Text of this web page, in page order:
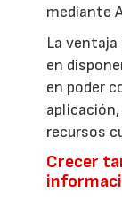
mediante
La
en
en poder
recursos
Crecer